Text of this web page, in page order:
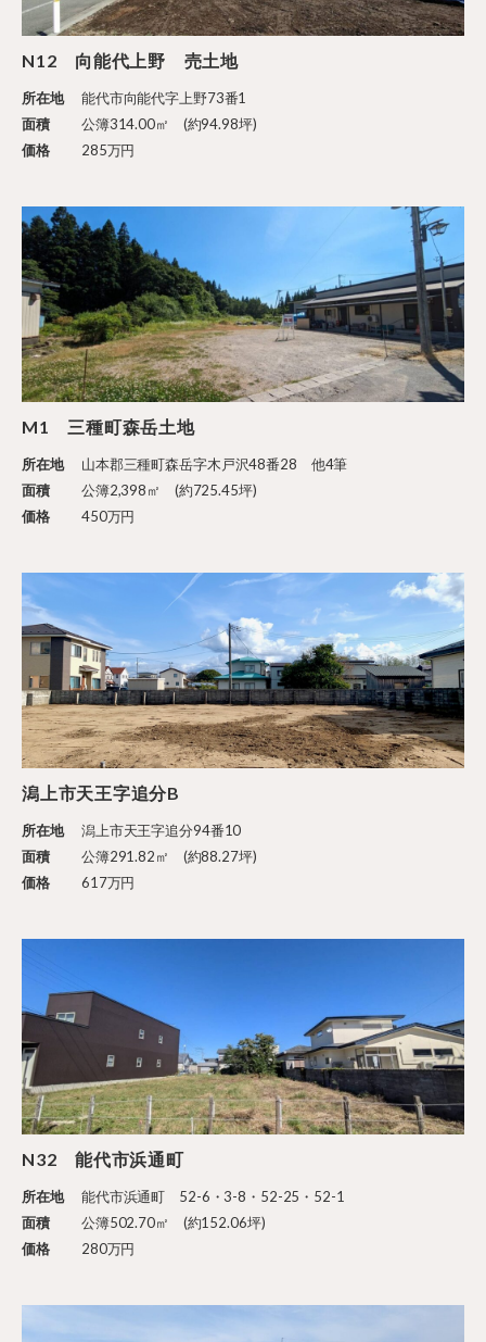
N12 向能代上野 売土地
所在地
能代市向能代字上野73番1
面積
公簿314.00㎡ (約94.98坪)
価格
285万円
M1 三種町森岳土地
所在地
山本郡三種町森岳字木戸沢48番28 他4筆
面積
公簿2,398㎡ (約725.45坪)
価格
450万円
潟上市天王字追分B
所在地
潟上市天王字追分94番10
面積
公簿291.82㎡ (約88.27坪)
価格
617万円
N32 能代市浜通町
所在地
能代市浜通町 52-6・3-8・52-25・52-1
面積
公簿502.70㎡ (約152.06坪)
価格
280万円